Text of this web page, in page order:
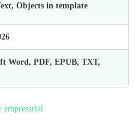
Objects in template
Word, PDF, EPUB, TXT,
empresarial